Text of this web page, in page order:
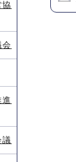
会